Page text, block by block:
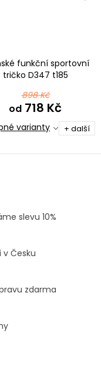
funkční sportovní
tričko D347 t185
898 Kč
od 718 Kč
varianty + další
slevu 10%
Česku
zdarma